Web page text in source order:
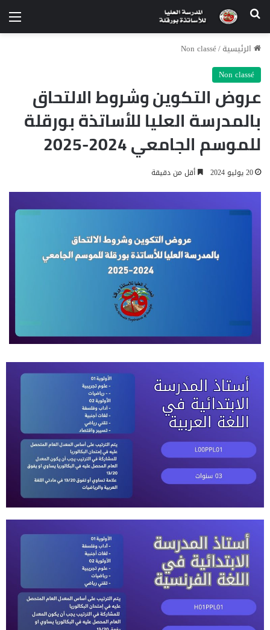
الرئيسية/
Non classé
Non classé
عروض التكوين وشروط الالتحاق
بالمدرسة العليا للأساتذة بورقلة
للموسم الجامعي 2024-2025
20 يوليو 2024 أقل من دقيقة